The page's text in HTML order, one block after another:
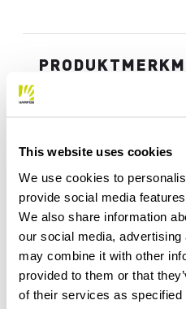
This website uses cookies
We use cookies to
provide social media
We also share information
our social media,
may combine it with other
provided to them or that
of their services as specified